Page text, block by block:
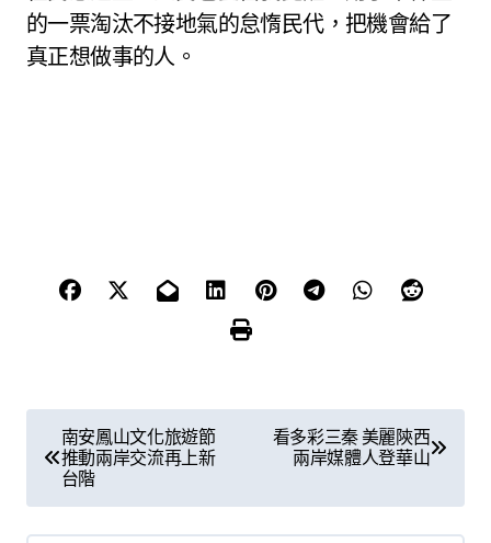
的一票淘汰不接地氣的怠惰民代，把機會給了
真正想做事的人。
章
導
南安鳳山文化旅遊節
推動兩岸交流再上新
台階
看多彩三秦 美麗陝西
兩岸媒體人登華山